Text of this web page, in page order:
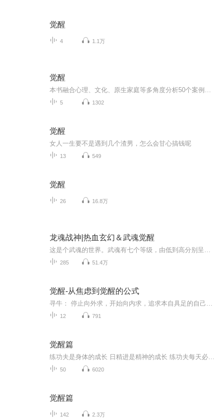
觉醒
4 1.1万
觉醒
5 1302
觉醒
女人一生要不是遇到几个渣男，怎么会甘心搞钱呢
13 549
觉醒
26 16.8万
龙魂战神|热血玄幻＆武魂觉醒
285 51.4万
觉醒-从焦虑到觉醒的公式
12 791
觉醒篇
50 6020
觉醒篇
142 2.3万